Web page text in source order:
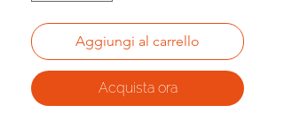
Aggiungi al carrello
Acquista ora